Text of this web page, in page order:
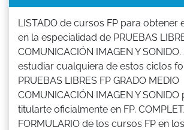
LISTADO de cursos FP para obtener
en la especialidad de PRUEBAS
COMUNICACIÓN IMAGEN Y
estudiar cualquiera de estos ciclos
PRUEBAS LIBRES FP GRADO MEDIO
COMUNICACIÓN IMAGEN Y SONIDO
titularte oficialmente en FP.
FORMULARIO de los cursos FP en